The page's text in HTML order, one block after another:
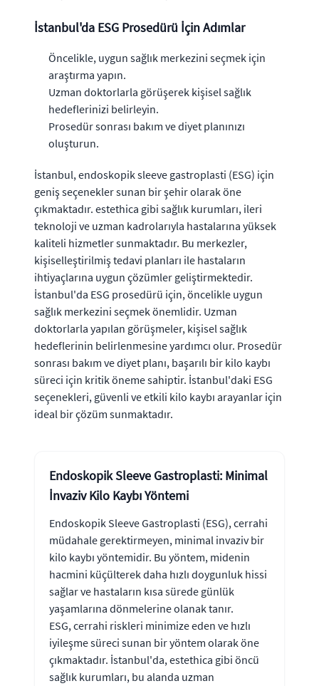
İstanbul'da ESG Prosedürü İçin Adımlar
Öncelikle, uygun sağlık merkezini seçmek için
araştırma yapın.
Uzman doktorlarla görüşerek kişisel sağlık
hedeflerinizi belirleyin.
Prosedür sonrası bakım ve diyet planınızı
oluşturun.
İstanbul, endoskopik sleeve gastroplasti (ESG) için
geniş seçenekler sunan bir şehir olarak öne
çıkmaktadır. estethica gibi sağlık kurumları, ileri
teknoloji ve uzman kadrolarıyla hastalarına yüksek
kaliteli hizmetler sunmaktadır. Bu merkezler,
kişiselleştirilmiş tedavi planları ile hastaların
ihtiyaçlarına uygun çözümler geliştirmektedir.
İstanbul'da ESG prosedürü için, öncelikle uygun
sağlık merkezini seçmek önemlidir. Uzman
doktorlarla yapılan görüşmeler, kişisel sağlık
hedeflerinin belirlenmesine yardımcı olur. Prosedür
sonrası bakım ve diyet planı, başarılı bir kilo kaybı
süreci için kritik öneme sahiptir. İstanbul'daki ESG
seçenekleri, güvenli ve etkili kilo kaybı arayanlar için
ideal bir çözüm sunmaktadır.
Endoskopik Sleeve Gastroplasti: Minimal
İnvaziv Kilo Kaybı Yöntemi
Endoskopik Sleeve Gastroplasti (ESG), cerrahi
müdahale gerektirmeyen, minimal invaziv bir
kilo kaybı yöntemidir. Bu yöntem, midenin
hacmini küçülterek daha hızlı doygunluk hissi
sağlar ve hastaların kısa sürede günlük
yaşamlarına dönmelerine olanak tanır.
ESG, cerrahi riskleri minimize eden ve hızlı
iyileşme süreci sunan bir yöntem olarak öne
çıkmaktadır. İstanbul'da, estethica gibi öncü
sağlık kurumları, bu alanda uzman